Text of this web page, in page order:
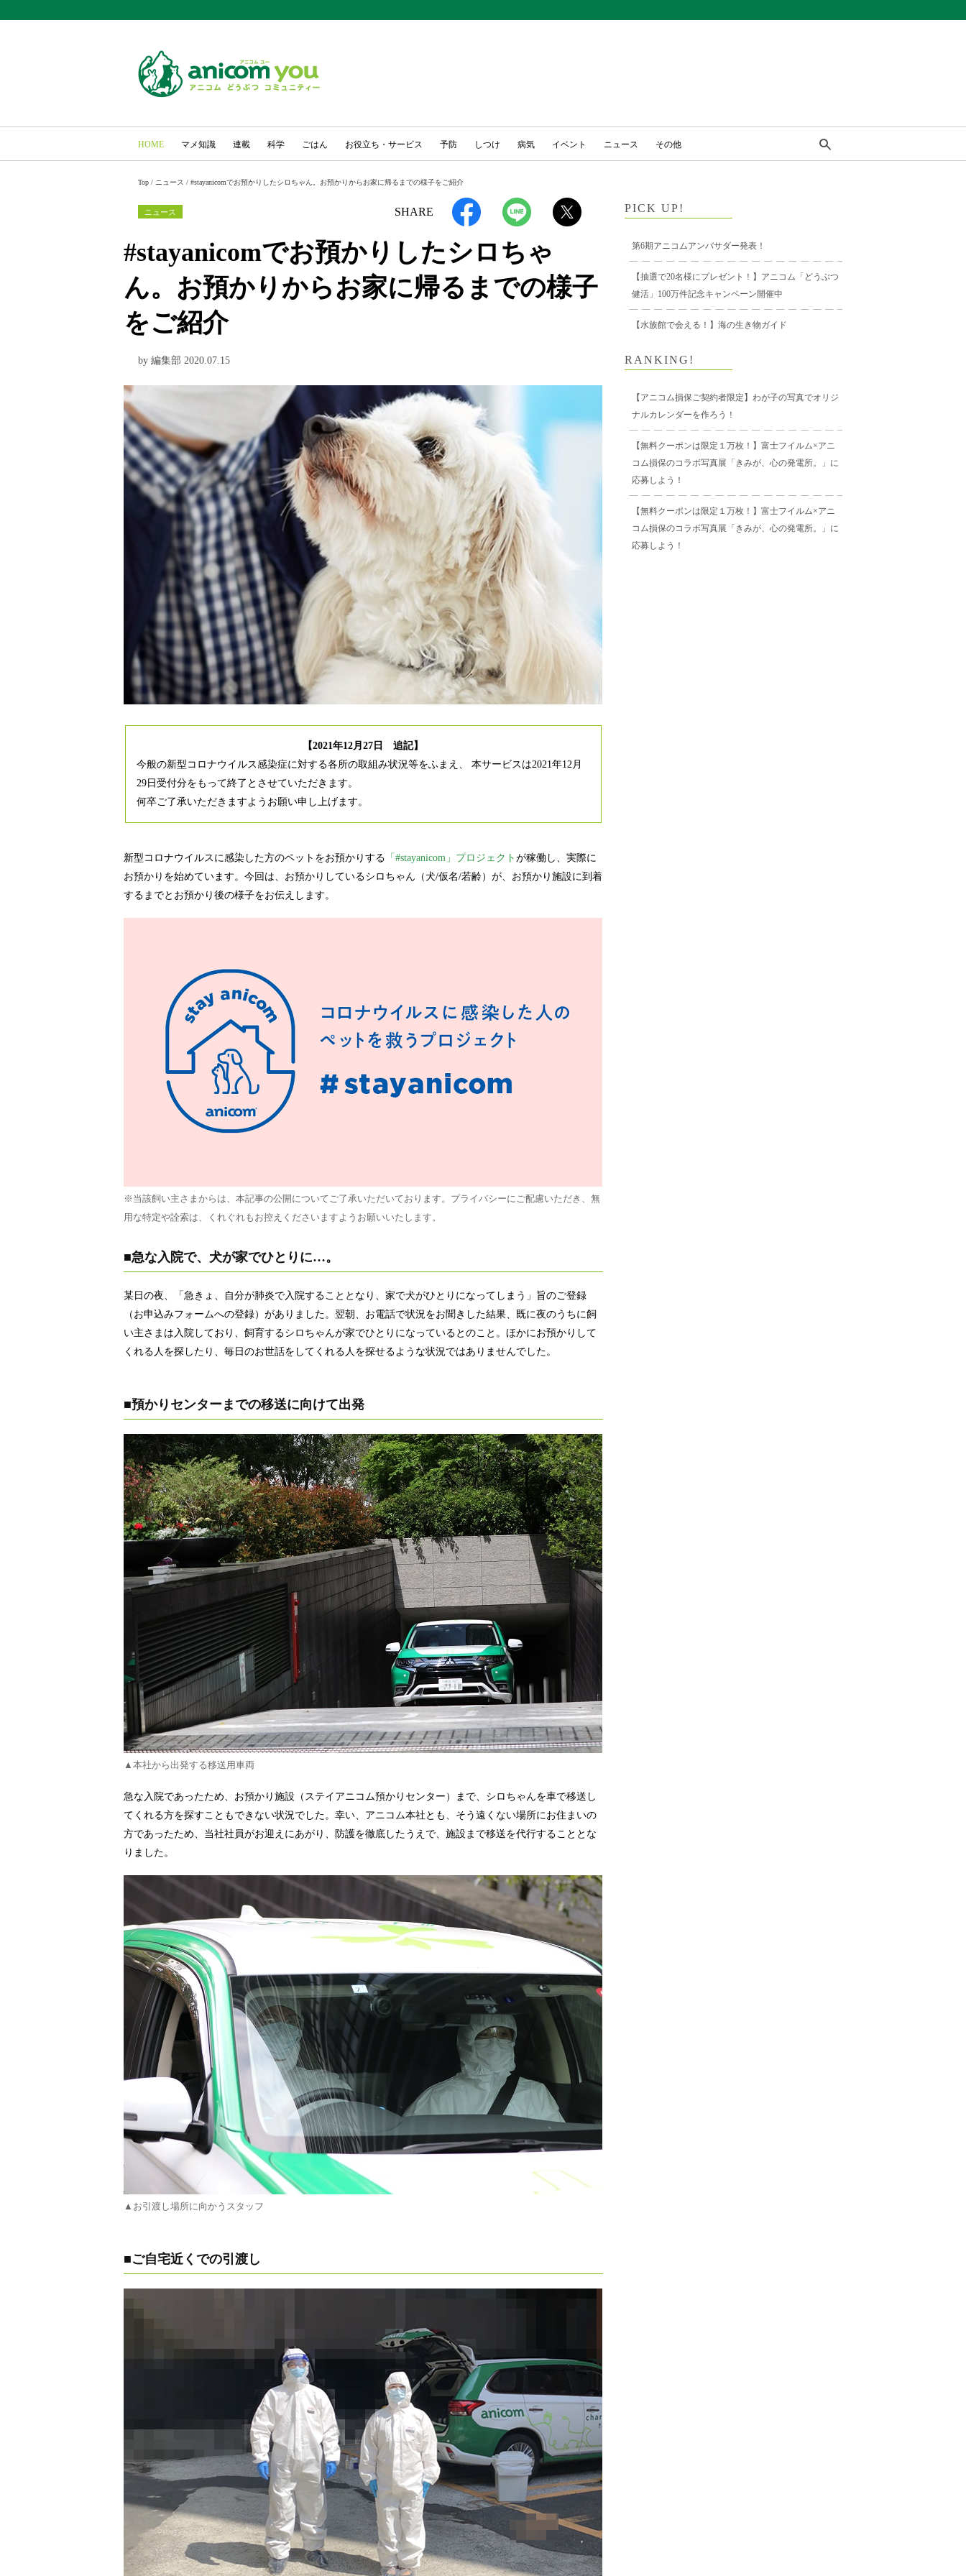
HOME マメ知識 連載 科学 ごはん お役立ち・サービス 予防 しつけ 病気 イベント ニュース その他
Top / ニュース / #stayanicomでお預かりしたシロちゃん。お預かりからお家に帰るまでの様子をご紹介
SHARE
ニュース
#stayanicomでお預かりしたシロちゃ
ん。お預かりからお家に帰るまでの様子
をご紹介
by 編集部 2020.07.15
【2021年12月27日 追記】
今般の新型コロナウイルス感染症に対する各所の取組み状況等をふまえ、 本サービスは2021年12月
29日受付分をもって終了とさせていただきます。
何卒ご了承いただきますようお願い申し上げます。
新型コロナウイルスに感染した方のペットをお預かりする 「#stayanicom」プロジェクト が稼働し、実際に
お預かりを始めています。今回は、お預かりしているシロちゃん（犬/仮名/若齢）が、お預かり施設に到着
するまでとお預かり後の様子をお伝えします。
※当該飼い主さまからは、本記事の公開についてご了承いただいております。プライバシーにご配慮いただき、無
用な特定や詮索は、くれぐれもお控えくださいますようお願いいたします。
■急な入院で、犬が家でひとりに…。
某日の夜、「急きょ、自分が肺炎で入院することとなり、家で犬がひとりになってしまう」旨のご登録
（お申込みフォームへの登録）がありました。翌朝、お電話で状況をお聞きした結果、既に夜のうちに飼
い主さまは入院しており、飼育するシロちゃんが家でひとりになっているとのこと。ほかにお預かりして
くれる人を探したり、毎日のお世話をしてくれる人を探せるような状況ではありませんでした。
■預かりセンターまでの移送に向けて出発
▲本社から出発する移送用車両
急な入院であったため、お預かり施設（ステイアニコム預かりセンター）まで、シロちゃんを車で移送し
てくれる方を探すこともできない状況でした。幸い、アニコム本社とも、そう遠くない場所にお住まいの
方であったため、当社社員がお迎えにあがり、防護を徹底したうえで、施設まで移送を代行することとな
りました。
▲お引渡し場所に向かうスタッフ
■ご自宅近くでの引渡し
PICK UP!
第6期アニコムアンバサダー発表！
【抽選で20名様にプレゼント！】アニコム「どうぶつ
健活」100万件記念キャンペーン開催中
【水族館で会える！】海の生き物ガイド
RANKING!
【アニコム損保ご契約者限定】わが子の写真でオリジ
ナルカレンダーを作ろう！
【無料クーポンは限定１万枚！】富士フイルム×アニ
コム損保のコラボ写真展「きみが、心の発電所。」に
応募しよう！
【無料クーポンは限定１万枚！】富士フイルム×アニ
コム損保のコラボ写真展「きみが、心の発電所。」に
応募しよう！